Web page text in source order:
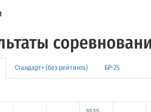
Стандарт+ (без рейтинга) БР-25